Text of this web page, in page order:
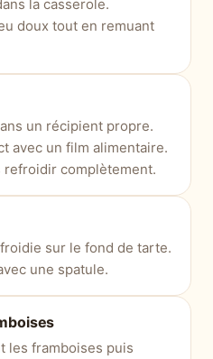
la casserole.
doux tout en remuant
un récipient propre.
avec un film alimentaire.
refroidir complètement.
sur le fond de tarte.
une spatule.
les framboises puis